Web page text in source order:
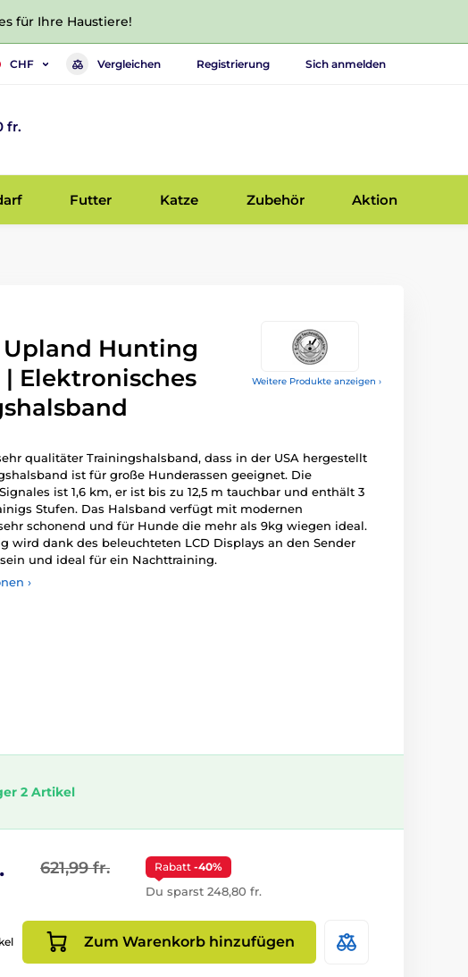
für Ihre Haustiere!
CHF Vergleichen Registrierung Sich anmelden
fr.
Futter Katze Zubehör Aktion
Weitere Produkte anzeigen ›
Upland Hunting
| Elektronisches
qualitäter Trainingshalsband, dass in der USA hergestellt
ist für große Hunderassen geeignet. Die
ist 1,6 km, er ist bis zu 12,5 m tauchbar und enthält 3
Stufen. Das Halsband verfügt mit modernen
schonend und für Hunde die mehr als 9kg wiegen ideal.
wird dank des beleuchteten LCD Displays an den Sender
und ideal für ein Nachttraining.
›
2 Artikel
621,99 fr. Rabatt -40%
Du sparst 248,80 fr.
Zum Warenkorb hinzufügen